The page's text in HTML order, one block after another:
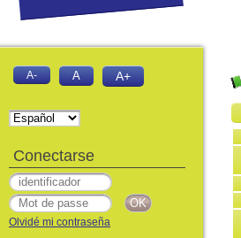
A- A A+
Conectarse
Olvidé mi contraseña